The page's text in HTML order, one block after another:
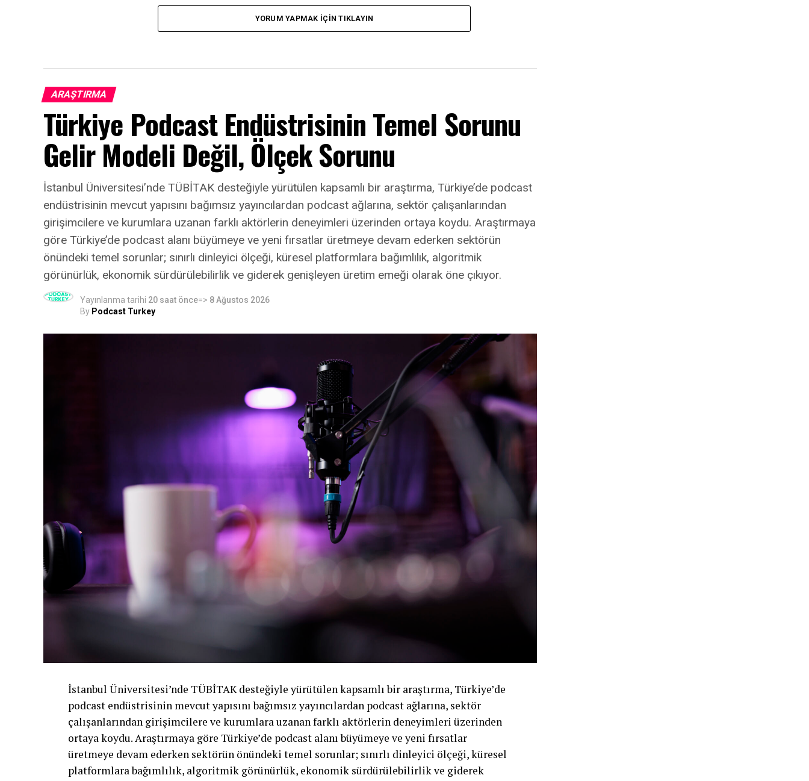
YORUM YAPMAK IÇIN TIKLAYIN
ARAŞTIRMA
Türkiye Podcast Endüstrisinin Temel Sorunu
Gelir Modeli Değil, Ölçek Sorunu
İstanbul Üniversitesi’nde TÜBİTAK desteğiyle yürütülen kapsamlı bir araştırma, Türkiye’de podcast
endüstrisinin mevcut yapısını bağımsız yayıncılardan podcast ağlarına, sektör çalışanlarından
girişimcilere ve kurumlara uzanan farklı aktörlerin deneyimleri üzerinden ortaya koydu. Araştırmaya
göre Türkiye’de podcast alanı büyümeye ve yeni fırsatlar üretmeye devam ederken sektörün
önündeki temel sorunlar; sınırlı dinleyici ölçeği, küresel platformlara bağımlılık, algoritmik
görünürlük, ekonomik sürdürülebilirlik ve giderek genişleyen üretim emeği olarak öne çıkıyor.
Yayınlanma tarihi 20 saat önce=> 8 Ağustos 2026
By Podcast Turkey
İstanbul Üniversitesi’nde TÜBİTAK desteğiyle yürütülen kapsamlı bir araştırma, Türkiye’de
podcast endüstrisinin mevcut yapısını bağımsız yayıncılardan podcast ağlarına, sektör
çalışanlarından girişimcilere ve kurumlara uzanan farklı aktörlerin deneyimleri üzerinden
ortaya koydu. Araştırmaya göre Türkiye’de podcast alanı büyümeye ve yeni fırsatlar
üretmeye devam ederken sektörün önündeki temel sorunlar; sınırlı dinleyici ölçeği, küresel
platformlara bağımlılık, algoritmik görünürlük, ekonomik sürdürülebilirlik ve giderek